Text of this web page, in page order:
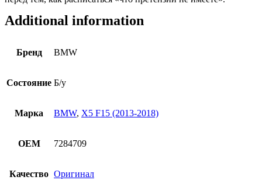
Additional information
Бренд BMW
Состояние Б/у
Марка BMW, X5 F15 (2013-2018)
OEM 7284709
Качество Оригинал